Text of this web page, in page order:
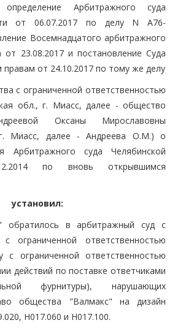
Арбитражного суда
от 06.07.2017 по делу N А76-
Восемнадцатого арбитражного
от 23.08.2017 и постановление Суда
правам от 24.10.2017 по тому же делу
с ограниченной ответственностью
обл., г. Миасс, далее - общество
Оксаны Мирославовны
Миасс, далее - Андреева О.М.) о
Арбитражного суда Челябинской
по вновь открывшимся
установил:
обратилось в арбитражный суд с
ограниченной ответственностью
ограниченной ответственностью
действий по поставке ответчиками
фурнитуры), нарушающих
общества "Валмакс" на дизайн
Н017.060 и Н017.100.